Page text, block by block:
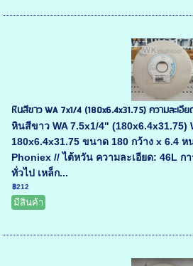
หินสีขาว WA 7x1/4 (180x6.4x31.75) ความละเอี
หินสีขาว WA 7.5x1/4" (180x6.4x31.75)
180x6.4x31.75 ขนาด 180 กว้าง x 6.4 ห
Phoniex // ไต้หวัน ความละเอียด: 46L ก
ทั่วไป เหล็ก...
฿212
มีสินค้า